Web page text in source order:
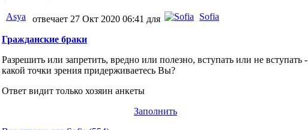
Asya отвечает 27 Окт 2020 06:41 для Sofia
Гражданские браки
Разрешить или запретить, вредно или полезно, вступать или не вступать -
какой точки зрения придерживаетесь Вы?
Ответ видит только хозяин анкеты
Заполнить